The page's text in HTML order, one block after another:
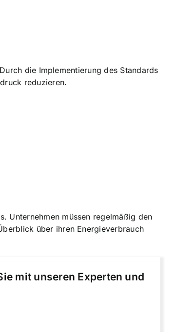
die Implementierung des Standards
reduzieren.
Unternehmen müssen regelmäßig den
über ihren Energieverbrauch
mit unseren Experten und